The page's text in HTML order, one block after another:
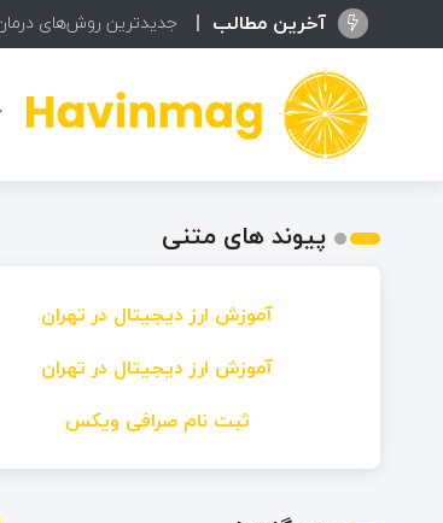
آخرین مطالب جدیدترین روش‌های
پیوند های متنی
آموزش ارز دیجیتال در تهران
آموزش ارز دیجیتال در تهران
ثبت نام صرافی ویکس